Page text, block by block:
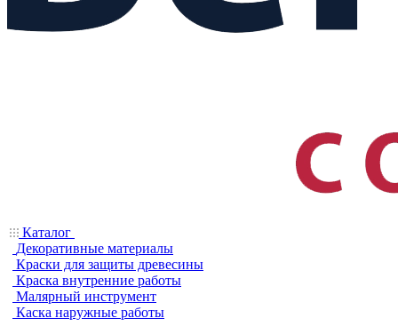
Каталог
Декоративные материалы
Краски для защиты древесины
Краска внутренние работы
Малярный инструмент
Каска наружные работы